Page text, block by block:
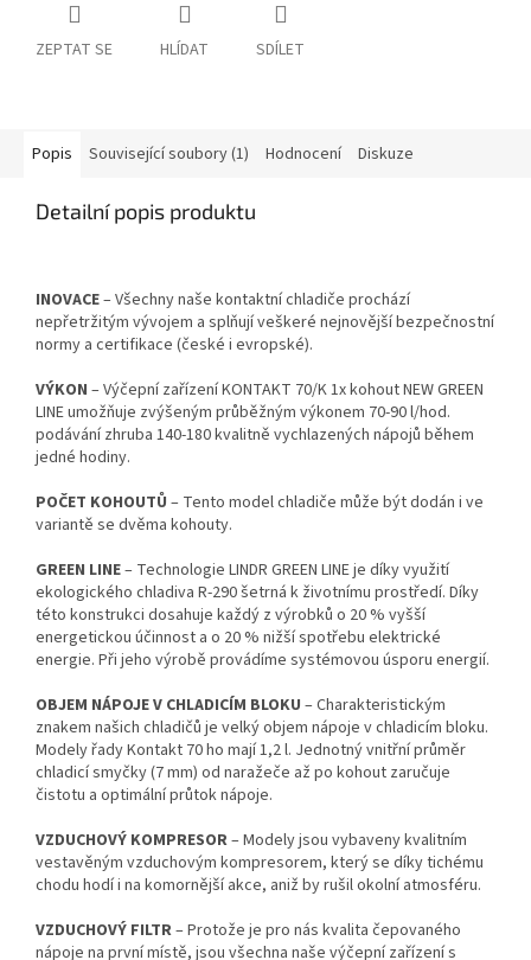
ZEPTAT SE HLÍDAT SDÍLET
Popis Související soubory (1) Hodnocení Diskuze
Detailní popis produktu
INOVACE– Všechny naše kontaktní chladiče prochází
nepřetržitým vývojem a splňují veškeré nejnovější bezpečnostní
normy a certifikace (české i evropské).
VÝKON – Výčepní zařízení KONTAKT 70/K 1x kohout NEW GREEN
LINE umožňuje zvýšeným průběžným výkonem 70-90 l/hod.
podávání zhruba 140-180 kvalitně vychlazených nápojů během
jedné hodiny.
POČET KOHOUTŮ – Tento model chladiče může být dodán i ve
variantě se dvěma kohouty.
GREEN LINE– Technologie LINDR GREEN LINE je díky využití
ekologického chladiva R-290 šetrná k životnímu prostředí. Díky
této konstrukci dosahuje každý z výrobků o 20 % vyšší
energetickou účinnost a o 20 % nižší spotřebu elektrické
energie. Při jeho výrobě provádíme systémovou úsporu energií.
OBJEM NÁPOJE V CHLADICÍM BLOKU – Charakteristickým
znakem našich chladičů je velký objem nápoje v chladicím bloku.
Modely řady Kontakt 70 ho mají 1,2 l. Jednotný vnitřní průměr
chladicí smyčky (7 mm) od naražeče až po kohout zaručuje
čistotu a optimální průtok nápoje.
VZDUCHOVÝ KOMPRESOR– Modely jsou vybaveny kvalitním
vestavěným vzduchovým kompresorem, který se díky tichému
chodu hodí i na komornější akce, aniž by rušil okolní atmosféru.
VZDUCHOVÝ FILTR– Protože je pro nás kvalita čepovaného
nápoje na první místě, jsou všechna naše výčepní zařízení s